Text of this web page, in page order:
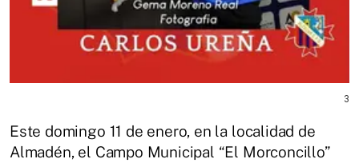
3
Este domingo 11 de enero, en la localidad de
Almadén, el Campo Municipal “El Morconcillo”